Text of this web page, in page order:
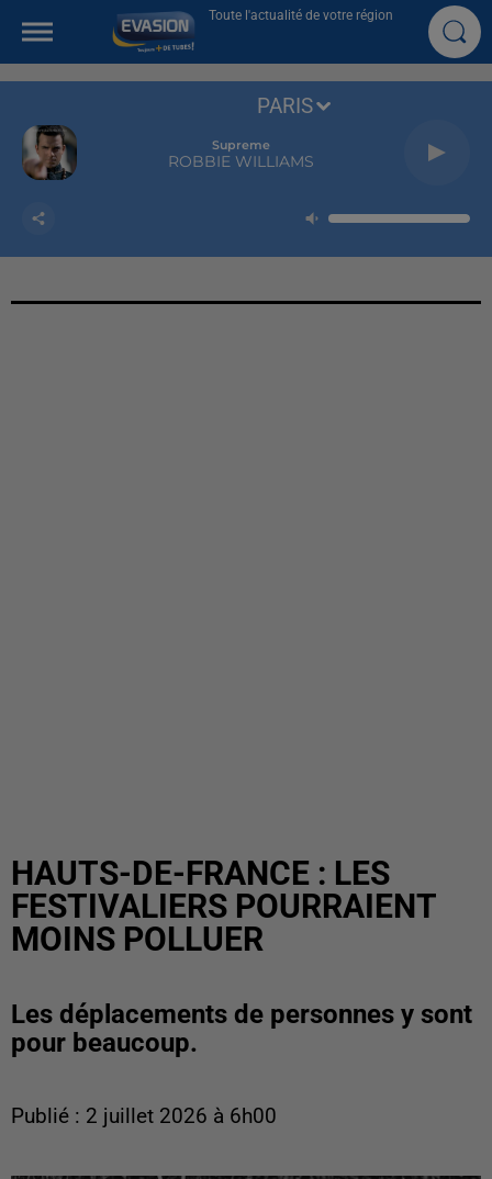
Toute l'actualité de votre région
Supreme
ROBBIE WILLIAMS
PARIS
HAUTS-DE-FRANCE : LES
FESTIVALIERS POURRAIENT
MOINS POLLUER
Les déplacements de personnes y sont
pour beaucoup.
Publié : 2 juillet 2026 à 6h00